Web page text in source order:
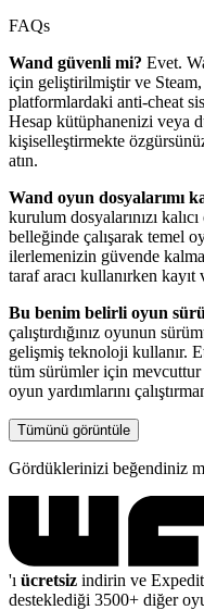
FAQs
Wand güvenli mi? Evet.
için geliştirilmiştir ve
platformlardaki anti-cheat
Hesap kütüphanenizi veya
kişiselleştirmekte
atın.
Wand oyun dosyalarımı
kurulum dosyalarınızı
belleğinde çalışarak temel
ilerlemenizin güvende
taraf aracı kullanırken
Bu benim belirli oyun
çalıştırdığınız oyunun
gelişmiş teknoloji kullanır.
tüm sürümler için
oyun yardımlarını
Tümünü görüntüle
Gördüklerinizi beğendiniz
'ı ücretsiz indirin ve
desteklediği 3500+ diğer